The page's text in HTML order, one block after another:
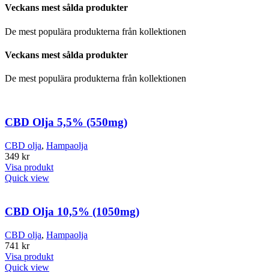
Veckans mest sålda produkter
De mest populära produkterna från kollektionen
Veckans mest sålda produkter
De mest populära produkterna från kollektionen
CBD Olja 5,5% (550mg)
CBD olja, Hampaolja
349 kr
Visa produkt
Quick view
CBD Olja 10,5% (1050mg)
CBD olja, Hampaolja
741 kr
Visa produkt
Quick view